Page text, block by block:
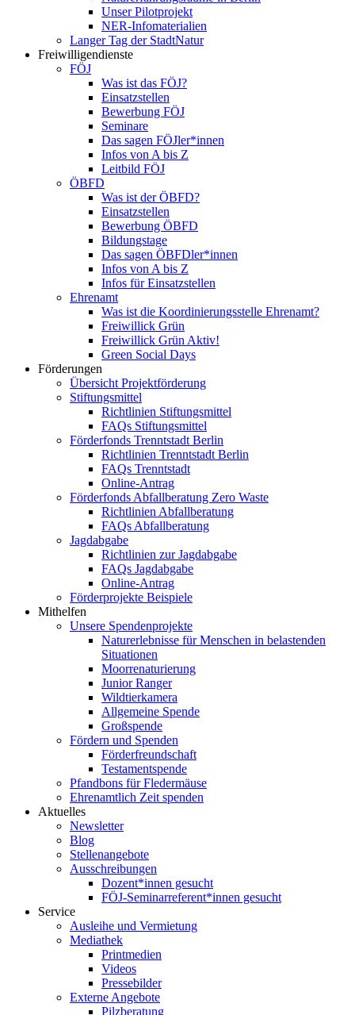
Unser Pilotprojekt
NER-Infomaterialien
Langer Tag der StadtNatur
Freiwilligendienste
FÖJ
Was ist das FÖJ?
Einsatzstellen
Bewerbung FÖJ
Seminare
Das sagen FÖJler*innen
Infos von A bis Z
Leitbild FÖJ
ÖBFD
Was ist der ÖBFD?
Einsatzstellen
Bewerbung ÖBFD
Bildungstage
Das sagen ÖBFDler*innen
Infos von A bis Z
Infos für Einsatzstellen
Ehrenamt
Was ist die Koordinierungsstelle Ehrenamt?
Freiwillick Grün
Freiwillick Grün Aktiv!
Green Social Days
Förderungen
Übersicht Projektförderung
Stiftungsmittel
Richtlinien Stiftungsmittel
FAQs Stiftungsmittel
Förderfonds Trenntstadt Berlin
Richtlinien Trenntstadt Berlin
FAQs Trenntstadt
Online-Antrag
Förderfonds Abfallberatung Zero Waste
Richtlinien Abfallberatung
FAQs Abfallberatung
Jagdabgabe
Richtlinien zur Jagdabgabe
FAQs Jagdabgabe
Online-Antrag
Förderprojekte Beispiele
Mithelfen
Unsere Spendenprojekte
Naturerlebnisse für Menschen in belastenden
Situationen
Moorrenaturierung
Junior Ranger
Wildtierkamera
Allgemeine Spende
Großspende
Fördern und Spenden
Förderfreundschaft
Testamentspende
Pfandbons für Fledermäuse
Ehrenamtlich Zeit spenden
Aktuelles
Newsletter
Blog
Stellenangebote
Ausschreibungen
Dozent*innen gesucht
FÖJ-Seminarreferent*innen gesucht
Service
Ausleihe und Vermietung
Mediathek
Printmedien
Videos
Pressebilder
Externe Angebote
Pilzberatung